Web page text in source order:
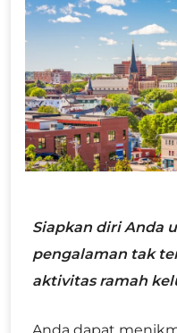
Siapkan diri Anda
pengalaman tak
aktivitas ramah